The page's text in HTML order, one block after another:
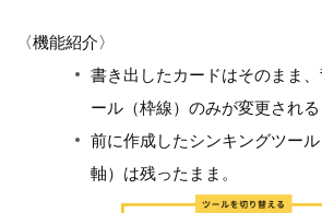
〈機能紹介〉
書き出したカードはそのまま
ール（枠線）のみが変更される
前に作成したシンキングツー
軸）は残ったまま。